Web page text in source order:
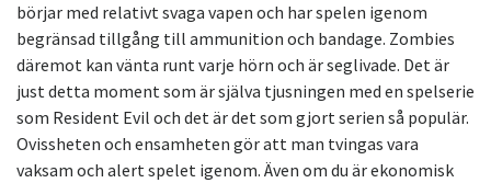
börjar med relativt svaga vapen och har spelen igenom
begränsad tillgång till ammunition och bandage. Zombies
däremot kan vänta runt varje hörn och är seglivade. Det är
just detta moment som är själva tjusningen med en spelserie
som Resident Evil och det är det som gjort serien så populär.
Ovissheten och ensamheten gör att man tvingas vara
vaksam och alert spelet igenom. Även om du är ekonomisk